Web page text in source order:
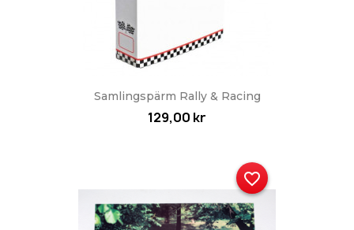
Samlingspärm Rally & Racing
129,00 kr
favorite_border